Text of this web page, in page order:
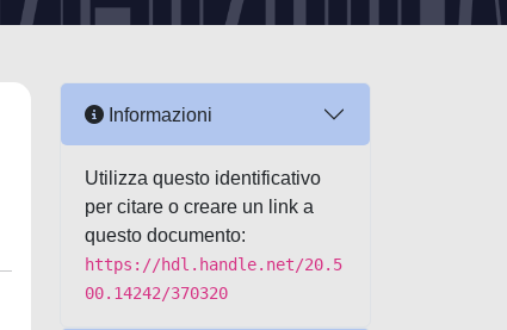
Informazioni
Utilizza questo identificativo
per citare o creare un link a
questo documento:
https://hdl.handle.net/20.5
00.14242/370320